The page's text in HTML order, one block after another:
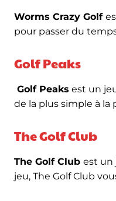
Worms Crazy Golf
pour passer du
Golf Peaks
Golf Peaks est un
de la plus simple à
The Golf Club
The Golf Club est un
jeu, The Golf Club